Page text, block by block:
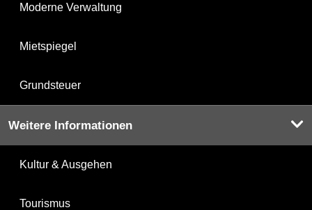
Moderne Verwaltung
Mietspiegel
Grundsteuer
Weitere Informationen
Kultur & Ausgehen
Tourismus